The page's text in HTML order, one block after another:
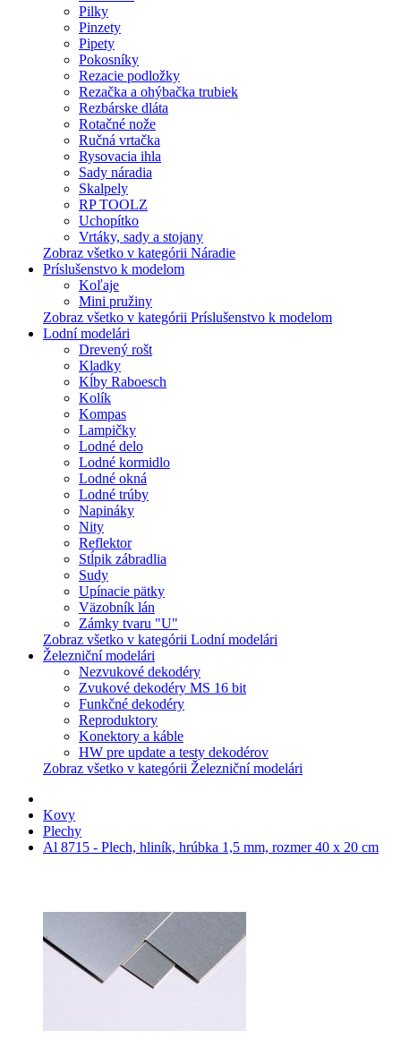
Pilky
Pinzety
Pipety
Pokosníky
Rezacie podložky
Rezačka a ohýbačka trubiek
Rezbárske dláta
Rotačné nože
Ručná vrtačka
Rysovacia ihla
Sady náradia
Skalpely
RP TOOLZ
Uchopítko
Vrtáky, sady a stojany
Zobraz všetko v kategórii Náradie
Príslušenstvo k modelom
Koľaje
Mini pružiny
Zobraz všetko v kategórii Príslušenstvo k modelom
Lodní modelári
Drevený rošt
Kladky
Kĺby Raboesch
Kolík
Kompas
Lampičky
Lodné delo
Lodné kormidlo
Lodné okná
Lodné trúby
Napináky
Nity
Reflektor
Stĺpik zábradlia
Sudy
Upínacie pätky
Väzobník lán
Zámky tvaru "U"
Zobraz všetko v kategórii Lodní modelári
Železniční modelári
Nezvukové dekodéry
Zvukové dekodéry MS 16 bit
Funkčné dekodéry
Reproduktory
Konektory a káble
HW pre update a testy dekodérov
Zobraz všetko v kategórii Železniční modelári
Kovy
Plechy
Al 8715 - Plech, hliník, hrúbka 1,5 mm, rozmer 40 x 20 cm